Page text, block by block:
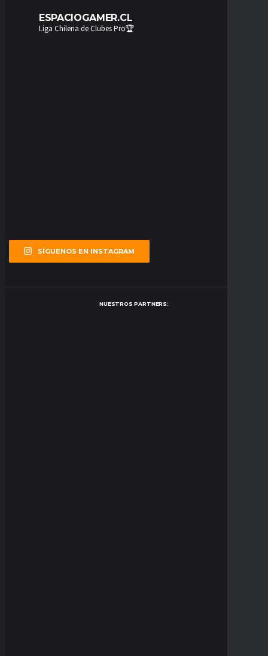
ESPACIOGAMER.CL
Liga Chilena de Clubes Pro🏆
SÍGUENOS EN INSTAGRAM
NUESTROS PARTNERS: